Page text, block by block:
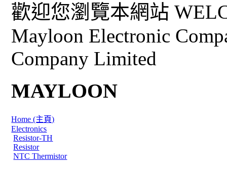
歡迎您瀏覽本網站
Mayloon Electronic
Company Limited
MAYLOON
Home (主頁)
Electronics
Resistor-TH
Resistor
NTC Thermistor